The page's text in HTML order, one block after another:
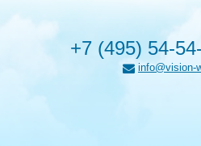
+7 (495) 54-
info@vision-